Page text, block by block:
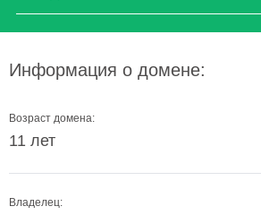
Информация о домене:
Возраст домена:
11 лет
Владелец: